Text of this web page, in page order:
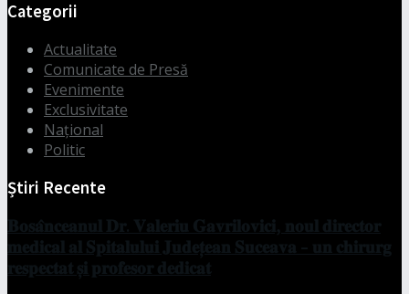
Categorii
Actualitate
Comunicate de Presă
Evenimente
Exclusivitate
Național
Politic
Știri Recente